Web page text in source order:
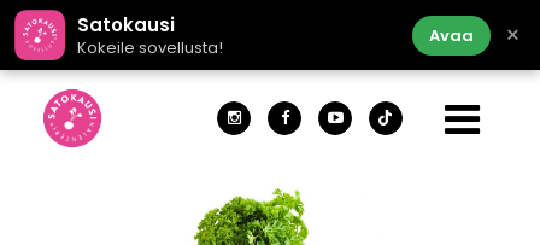
Satokausi
Kokeile sovellusta!
Avaa ×